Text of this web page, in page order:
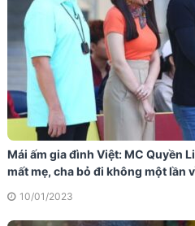
Mái ấm gia đình Việt: MC Quyền
mất mẹ, cha bỏ đi không một lần
10/01/2023